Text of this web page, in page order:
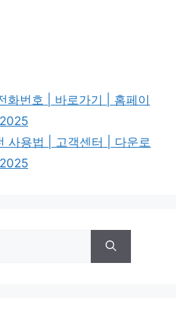
화번호 | 바로가기 | 홈페이
사용법 | 고객센터 | 다운로